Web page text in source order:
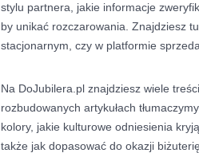
stylu partnera, jakie informacje
by unikać rozczarowania. Znajdziesz
stacjonarnym, czy w platformie
Na DoJubilera.pl znajdziesz wiele
rozbudowanych artykułach
kolory, jakie kulturowe odniesienia
także jak dopasować do okazji